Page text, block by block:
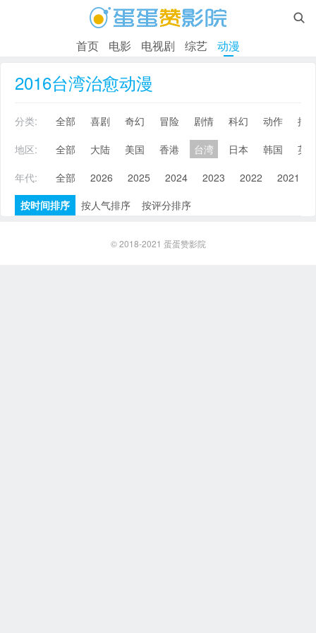

首页 电影 电视剧 综艺 动漫
2016台湾治愈动漫
分类: 全部 喜剧 奇幻 冒险 剧情 科幻 动作
搞
地区:
全部 大陆 美国 香港 台湾 日本 韩国
英
年代:
全部 2026 2025 2024 2023 2022 2021
按时间排序
按人气排序 按评分排序
© 2018-2021 蛋蛋赞影院